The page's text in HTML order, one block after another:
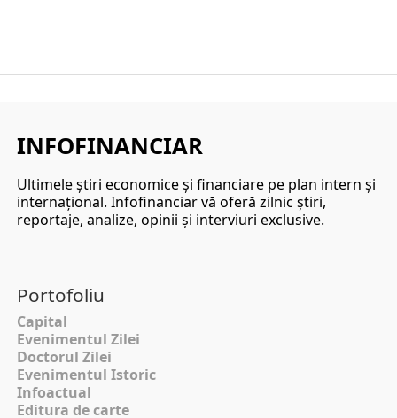
INFOFINANCIAR
Ultimele ştiri economice şi financiare pe plan intern şi
internaţional. Infofinanciar vă oferă zilnic ştiri,
reportaje, analize, opinii şi interviuri exclusive.
Portofoliu
Capital
Evenimentul Zilei
Doctorul Zilei
Evenimentul Istoric
Infoactual
Editura de carte